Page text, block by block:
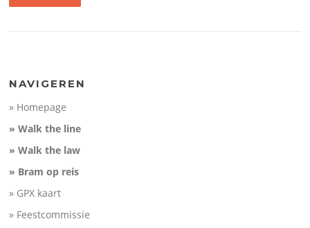
NAVIGEREN
» Homepage
» Walk the line
» Walk the law
» Bram op reis
» GPX kaart
» Feestcommissie